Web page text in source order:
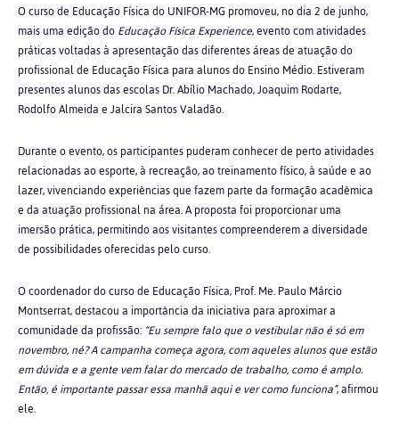
O curso de Educação Física do UNIFOR-MG promoveu, no dia 2 de junho,
mais uma edição doEducação Física Experience, evento com atividades
práticas voltadas à apresentação das diferentes áreas de atuação do
profissional de Educação Física para alunos do Ensino Médio. Estiveram
presentes alunos das escolas Dr. Abílio Machado, Joaquim Rodarte,
Rodolfo Almeida e Jalcira Santos Valadão.
Durante o evento, os participantes puderam conhecer de perto atividades
relacionadas ao esporte, à recreação, ao treinamento físico, à saúde e ao
lazer, vivenciando experiências que fazem parte da formação acadêmica
e da atuação profissional na área. A proposta foi proporcionar uma
imersão prática, permitindo aos visitantes compreenderem a diversidade
de possibilidades oferecidas pelo curso.
O coordenador do curso de Educação Física, Prof. Me. Paulo Márcio
Montserrat, destacou a importância da iniciativa para aproximar a
comunidade da profissão: “Eu sempre falo que o vestibular não é só em
novembro, né? A campanha começa agora, com aqueles alunos que estão
em dúvida e a gente vem falar do mercado de trabalho, como é amplo.
Então, é importante passar essa manhã aqui e ver como funciona”, afirmou
ele.